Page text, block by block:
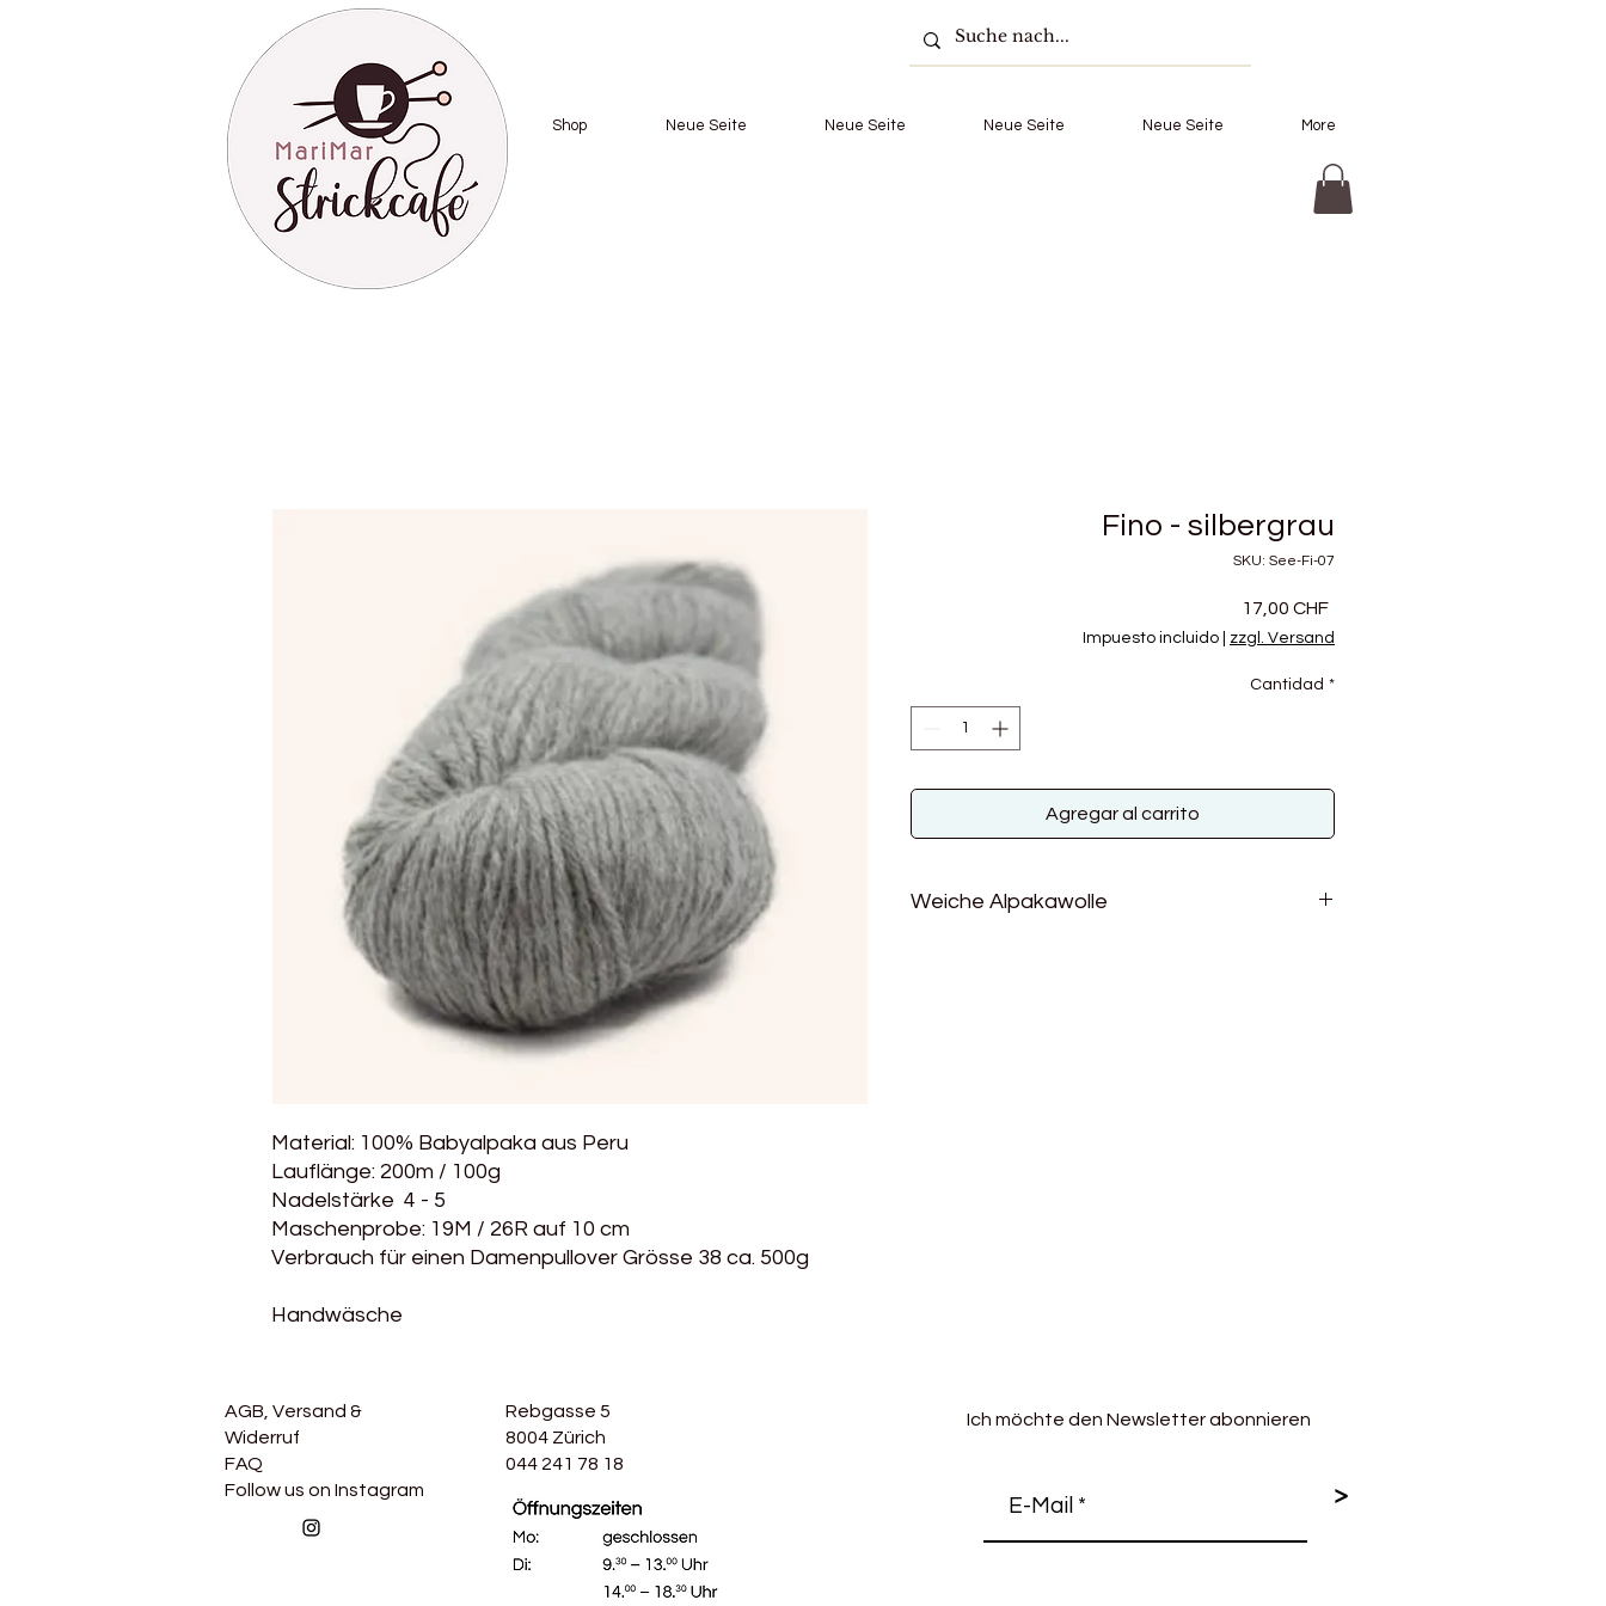
Shop Neue Seite Neue Seite Neue Seite Neue Seite More
Material: 100% Babyalpaka aus Peru
Lauflänge: 200m / 100g
Nadelstärke 4 - 5
Maschenprobe: 19M / 26R auf 10 cm
Verbrauch für einen Damenpullover Grösse 38 ca. 500g
Handwäsche
Fino - silbergrau
SKU: See-Fi-07
17,00 CHFPrecio
Impuesto incluido zzgl. Versand
Cantidad *
Agregar al carrito
Weiche Alpakawolle
AGB, Versand &
Widerruf
FAQ
Follow us on Instagram
Rebgasse 5
8004 Zürich
044 241 78 18
Ich möchte den Newsletter abonnieren
>